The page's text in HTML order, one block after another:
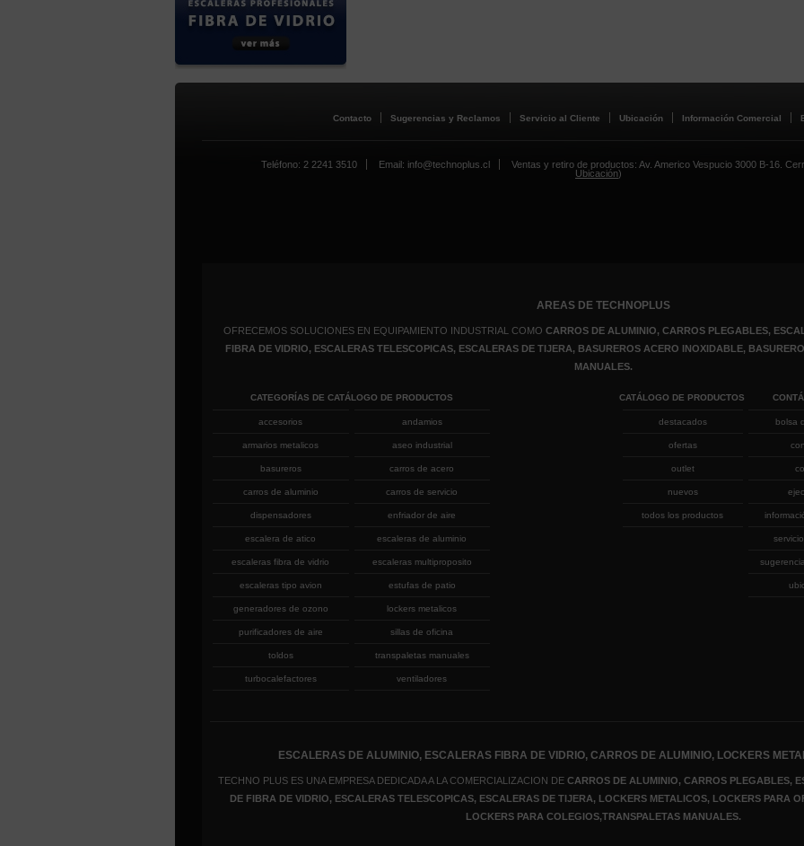
Contacto Sugerencias y Reclamos Servicio al Cliente Ubicación Información Comercial
Teléfono: 2 2241 3510 Email: info@technoplus.cl
Ventas y retiro de productos: Av. Americo Vespucio 3000 B-16.
Ubicación)
AREAS DE TECHNOPLUS
OFRECEMOS SOLUCIONES EN EQUIPAMIENTO INDUSTRIAL COMO CARROS DE ALUMINIO, CARROS PLEGABLES,
FIBRA DE VIDRIO, ESCALERAS TELESCOPICAS, ESCALERAS DE TIJERA, BASUREROS ACERO INOXIDABLE,
MANUALES.
CATEGORÍAS DE CATÁLOGO DE PRODUCTOS
accesorios andamios
armarios metalicos aseo industrial
basureros carros de acero
carros de aluminio carros de servicio
dispensadores enfriador de aire
escalera de atico escaleras de aluminio
escaleras fibra de vidrio escaleras multiproposito
escaleras tipo avion estufas de patio
generadores de ozono lockers metalicos
purificadores de aire sillas de oficina
toldos transpaletas manuales
turbocalefactores ventiladores
CATÁLOGO DE PRODUCTOS
destacados
ofertas
outlet
nuevos
todos los productos
bolsa
ESCALERAS DE ALUMINIO, ESCALERAS FIBRA DE VIDRIO, CARROS DE ALUMINIO, LOCKERS
TECHNO PLUS ES UNA EMPRESA DEDICADA A LA COMERCIALIZACION DE CARROS DE ALUMINIO, CARROS PLEGABLES,
DE FIBRA DE VIDRIO, ESCALERAS TELESCOPICAS, ESCALERAS DE TIJERA, LOCKERS METALICOS, LOCKERS PARA
LOCKERS PARA COLEGIOS,TRANSPALETAS MANUALES.